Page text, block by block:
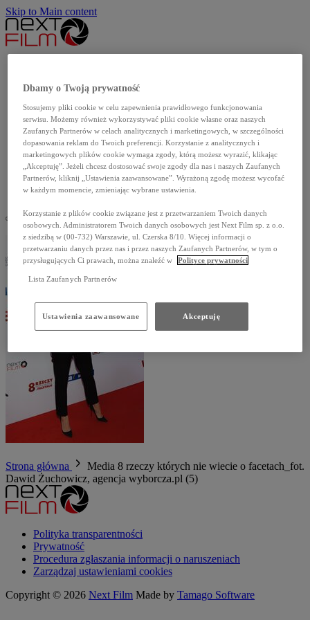
Skip to Main content
Produkcje własne
Dla szkół
Dla mediów
O nas
Kontakt
English
Strona główna Media 8 rzeczy których nie wiecie o facetach_fot.
Dawid Żuchowicz, agencja wyborcza.pl (5)
Polityka transparentności
Prywatność
Procedura zgłaszania informacji o naruszeniach
Zarządzaj ustawieniami cookies
Copyright © 2026 Next Film Made by Tamago Software
Dbamy o Twoją prywatność
Stosujemy pliki cookie w celu zapewnienia prawidłowego funkcjonowania
serwisu. Możemy również wykorzystywać pliki cookie własne oraz naszych
Zaufanych Partnerów w celach analitycznych i marketingowych, w szczególności
dopasowania reklam do Twoich preferencji. Korzystanie z analitycznych i
marketingowych plików cookie wymaga zgody, którą możesz wyrazić, klikając
„Akceptuję”. Jeżeli chcesz dostosować swoje zgody dla nas i naszych Zaufanych
Partnerów, kliknij „Ustawienia zaawansowane”. Wyrażoną zgodę możesz wycofać
w każdym momencie, zmieniając wybrane ustawienia.
Korzystanie z plików cookie związane jest z przetwarzaniem Twoich danych
osobowych. Administratorem Twoich danych osobowych jest Next Film sp. z o.o.
z siedzibą w (00-732) Warszawie, ul. Czerska 8/10. Więcej informacji o
przetwarzaniu danych przez nas i przez naszych Zaufanych Partnerów, w tym o
przysługujących Ci prawach, można znaleźć w
Polityce prywatności
Lista Zaufanych Partnerów
Ustawienia zaawansowane Akceptuję